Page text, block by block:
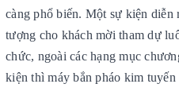
càng phổ biến. Một sự kiện diễn
tượng cho khách mời tham dự
chức, ngoài các hạng mục
kiện thì máy bắn pháo kim